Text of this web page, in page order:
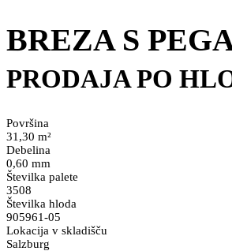
BREZA S
PRODAJA PO
Površina
31,30 m²
Debelina
0,60 mm
Številka palete
3508
Številka hloda
905961-05
Lokacija v skladišču
Salzburg